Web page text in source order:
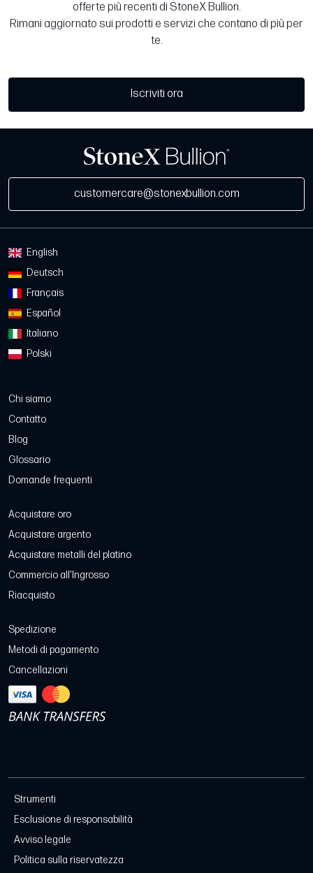
offerte più recenti di StoneX Bullion.
Rimani aggiornato sui prodotti e servizi che contano di più per
te.
Iscriviti ora
customercare@stonexbullion.com
English
Deutsch
Français
Español
Italiano
Polski
Chi siamo
Contatto
Blog
Glossario
Domande frequenti
Acquistare oro
Acquistare argento
Acquistare metalli del platino
Commercio all'Ingrosso
Riacquisto
Spedizione
Metodi di pagamento
Cancellazioni
Strumenti
Esclusione di responsabilità
Avviso legale
Politica sulla riservatezza